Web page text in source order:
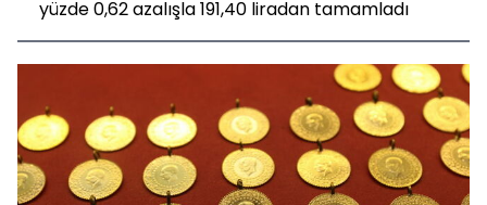
yüzde 0,62 azalışla 191,40 liradan tamamladı